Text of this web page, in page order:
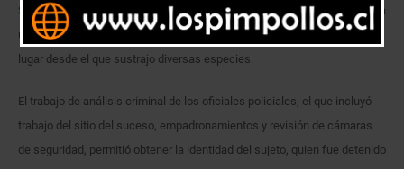
Según los antecedentes aportados por la PDI, el imputado hizo ingreso a
un inmueble ubicado en el sector de Recreo durante el mes de marzo,
lugar desde el que sustrajo diversas especies.
El trabajo de análisis criminal de los oficiales policiales, el que incluyó
trabajo del sitio del suceso, empadronamientos y revisión de cámaras
de seguridad, permitió obtener la identidad del sujeto, quien fue detenido